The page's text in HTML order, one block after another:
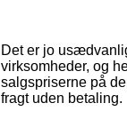
Det er jo
virksomheder, og
salgspriserne på
fragt uden betaling.